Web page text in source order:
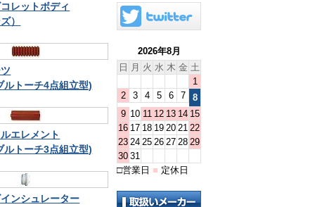
レットボディ
）
ルトーチ4点組立型)
エレメント
ルトーチ3点組立型)
ンシュレーター
2026年8月
日 月 火 水 木 金 土
1
2
3 4 5 6 7
8
9 10 11 12 13 14 15
16 17 18 19 20 21 22
23 24 25 26 27 28 29
30 31
□営業日 ■ 定休日